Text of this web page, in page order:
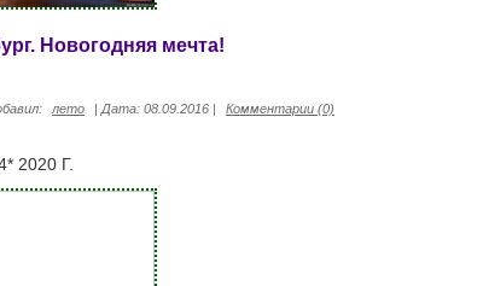
Новогодняя мечта!
лето | Дата: 08.09.2016 | Комментарии (0)
2020 Г.